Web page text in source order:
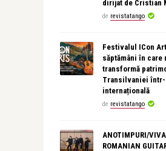
dirijat de Cristian
de revistatango
Festivalul ICon
săptămâni în care
transformă
Transilvaniei într-
internațională
de revistatango
ANOTIMPURI/
ROMANIAN